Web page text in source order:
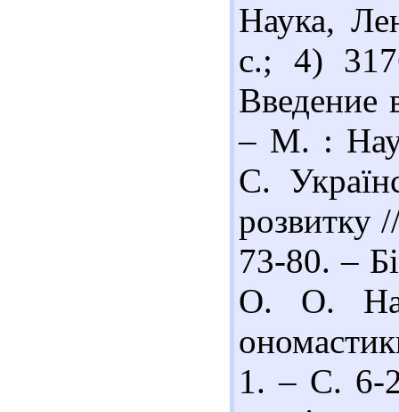
Наука,
с.; 4)
– М. :
С.
розвитку
73-80. –
О. О. На
1. – С. 6-